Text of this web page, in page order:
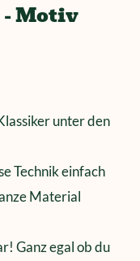
Motiv
unter den
Technik einfach
Material
Ganz egal ob du